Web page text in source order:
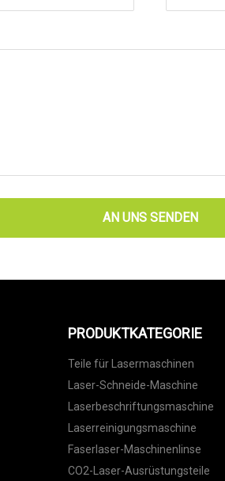
AN UNS SENDEN
PRODUKTKATEGORIE
Teile für Lasermaschinen
Laser-Schneide-Maschine
Laserbeschriftungsmaschine
Laserreinigungsmaschine
Faserlaser-Maschinenlinse
CO2-Laser-Ausrüstungsteile